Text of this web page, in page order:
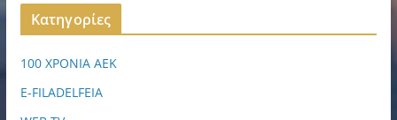
Kατηγορίες
100 ΧΡΟΝΙΑ ΑΕΚ
E-FILADELFEIA